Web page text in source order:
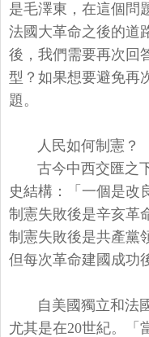
是毛澤東，在這個問
法國大革命之後的道
後， 我們需要再次回
型？ 如果想要避免再
題。
人民如何制憲？
古今中西交匯之
史結構：「 一個是改
制憲失敗後是辛亥革
制憲失敗後是共產黨
但每次革命建國成功
自美國獨立和法
尤其是在20世紀。「